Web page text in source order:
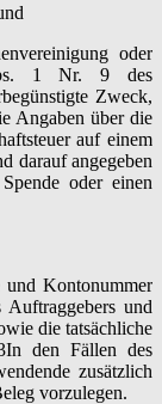
oder
1 Nr. 9 des
Zweck,
Angaben über die
auf einem
darauf angegeben
oder einen
und Kontonummer
Auftraggebers und
die tatsächliche
den Fällen des
zusätzlich
vorzulegen.